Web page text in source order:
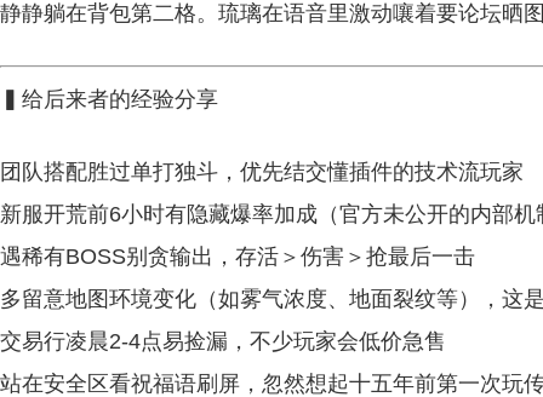
静静躺在背包第二格。琉璃在语音里激动嚷着要论坛晒
▍给后来者的经验分享
团队搭配胜过单打独斗，优先结交懂插件的技术流玩家
新服开荒前6小时有隐藏爆率加成（官方未公开的内部机
遇稀有BOSS别贪输出，存活＞伤害＞抢最后一击
多留意地图环境变化（如雾气浓度、地面裂纹等），这
交易行凌晨2-4点易捡漏，不少玩家会低价急售
站在安全区看祝福语刷屏，忽然想起十五年前第一次玩